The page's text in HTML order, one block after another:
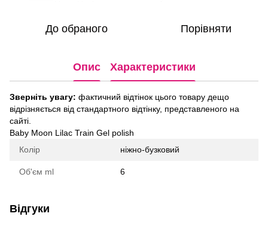
До обраного Порівняти
Опис Характеристики
Зверніть увагу: фактичний відтінок цього товару дещо
відрізняється від стандартного відтінку, представленого на
сайті.
Baby Moon Lilac Train Gel polish
Колір
ніжно-бузковий
Об'єм ml 6
Відгуки